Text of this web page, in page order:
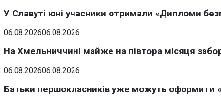
У Славуті юні учасники отримали «Дипломи
06.08.202606.08.2026
На Хмельниччині майже на півтора місяця
06.08.202606.08.2026
Батьки першокласників уже можуть оформити